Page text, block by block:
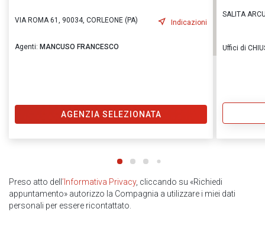
VIA ROMA 61, 90034, CORLEONE (PA) Indicazioni
Agenti: MANCUSO FRANCESCO
AGENZIA SELEZIONATA
SALITA
Uffici di
Preso atto dell ’Informativa Privacy, cliccando su «Richiedi
appuntamento» autorizzo la Compagnia a utilizzare i miei dati
personali per essere ricontattato.